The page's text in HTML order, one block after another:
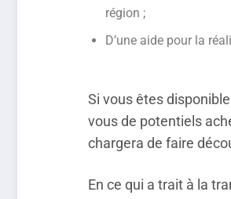
région ;
D’une aide pour la
Si vous êtes
vous de potentiels
chargera de faire
En ce qui a trait à la